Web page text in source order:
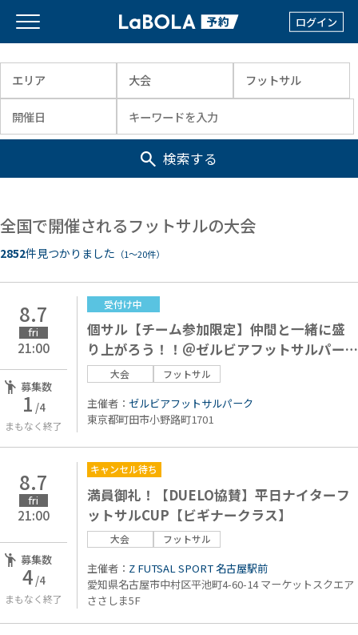
ログイン
検索する
全国で開催されるフットサルの大会
2852件見つかりました （1〜20件）
8.7
fri
21:00
募集数
1 /4
まもなく終了
受付け中
個サル【チーム参加限定】仲間と一緒に盛
り上がろう！！＠ゼルビアフットサルパー
ク
大会 フットサル
主催者： ゼルビアフットサルパーク
東京都町田市小野路町1701
8.7
fri
21:00
募集数
4 /4
まもなく終了
キャンセル待ち
満員御礼！【DUELO協賛】平日ナイターフ
ットサルCUP【ビギナークラス】
大会 フットサル
主催者： Z FUTSAL SPORT 名古屋駅前
愛知県名古屋市中村区平池町4-60-14 マーケットスクエア
ささしま5F